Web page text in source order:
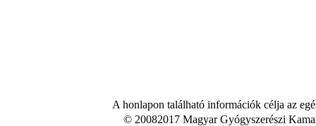
A honlapon található információk célja az
© 20082017 Magyar Gyógyszerészi